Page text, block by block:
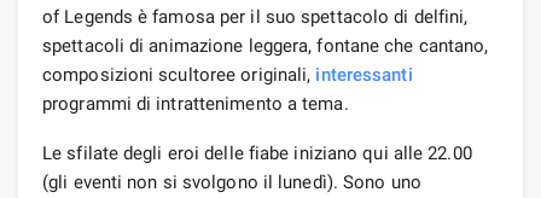
of Legends è famosa per il suo spettacolo di delfini,
spettacoli di animazione leggera, fontane che cantano,
composizioni scultoree originali, interessanti
programmi di intrattenimento a tema.
Le sfilate degli eroi delle fiabe iniziano qui alle 22.00
(gli eventi non si svolgono il lunedì). Sono uno